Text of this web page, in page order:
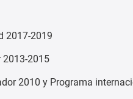
2017-2019
2013-2015
2010 y Programa